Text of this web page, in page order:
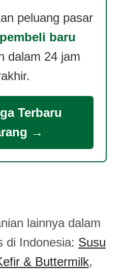
peluang pasar
baru
dalam 24 jam
Terbaru
→
lainnya dalam
di Indonesia: Susu
& Buttermilk,